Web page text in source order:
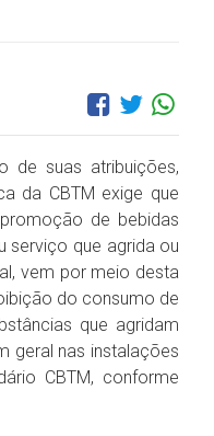
de suas atribuições,
da CBTM exige que
de bebidas
serviço que agrida ou
vem por meio desta
do consumo de
que agridam
geral nas instalações
CBTM, conforme